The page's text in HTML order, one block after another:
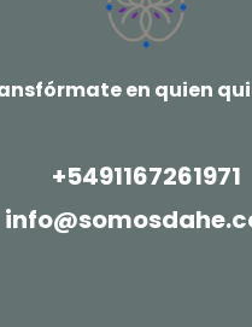
en quien
+5491167261971